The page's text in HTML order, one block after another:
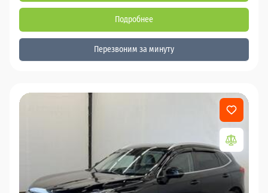
Подробнее
Перезвоним за минуту